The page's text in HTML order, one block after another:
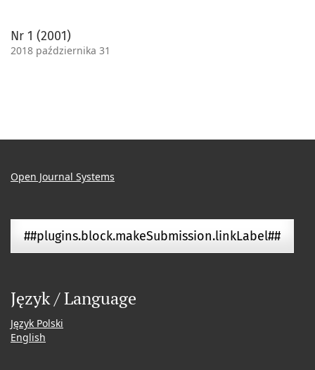
Nr 1 (2001)
2018 października 31
Open Journal Systems
##plugins.block.makeSubmission.linkLabel##
Język / Language
Język Polski
English